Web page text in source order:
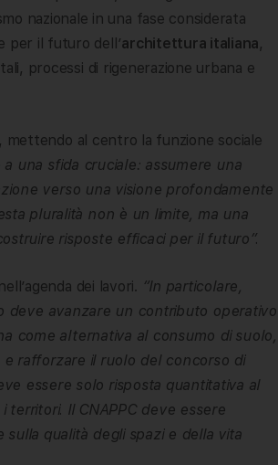
nazionale in una fase considerata
per il futuro dell’architettura italiana,
processi di rigenerazione urbana e
al centro la funzione sociale
una sfida cruciale: assumere una
verso una visione profondamente
pluralità non è un limite, ma una
risposte efficaci per il futuro”.
dei lavori. “In particolare,
deve avanzare un contributo operativo
come alternativa al consumo di suolo,
rafforzare il ruolo del concorso di
essere solo risposta quantitativa al
Il CNAPPC deve essere
qualità degli spazi e della vita